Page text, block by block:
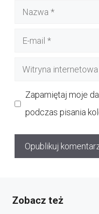
Nazwa
Witryna
Zapamiętaj moje
podczas pisania
Zobacz też